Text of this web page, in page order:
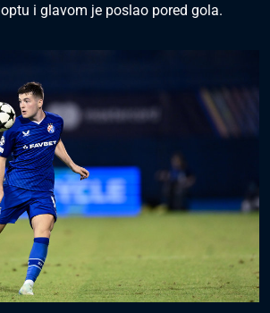
i glavom je poslao pored gola.